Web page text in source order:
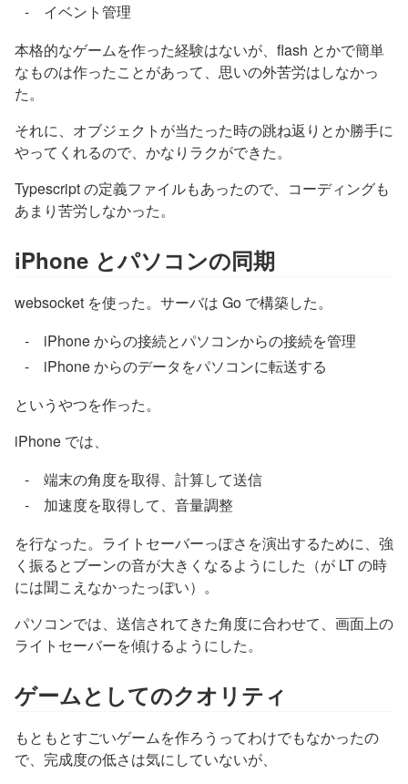
イベント管理
本格的なゲームを作った経験はないが、flash とかで簡単
なものは作ったことがあって、思いの外苦労はしなかっ
た。
それに、オブジェクトが当たった時の跳ね返りとか勝手に
やってくれるので、かなりラクができた。
Typescript の定義ファイルもあったので、コーディングも
あまり苦労しなかった。
iPhone とパソコンの同期
websocket を使った。サーバは Go で構築した。
iPhone からの接続とパソコンからの接続を管理
iPhone からのデータをパソコンに転送する
というやつを作った。
iPhone では、
端末の角度を取得、計算して送信
加速度を取得して、音量調整
を行なった。ライトセーバーっぽさを演出するために、強
く振るとブーンの音が大きくなるようにした（が LT の時
には聞こえなかったっぽい）。
パソコンでは、送信されてきた角度に合わせて、画面上の
ライトセーバーを傾けるようにした。
ゲームとしてのクオリティ
もともとすごいゲームを作ろうってわけでもなかったの
で、完成度の低さは気にしていないが、